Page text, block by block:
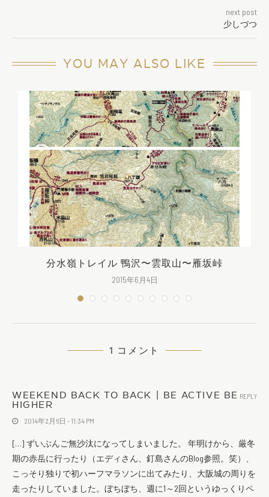
next post
少しづつ
YOU MAY ALSO LIKE
分水嶺トレイル 鴨沢〜雲取山〜雁坂峠
2015年6月4日
1 コメント
WEEKEND BACK TO BACK | BE ACTIVE BE
HIGHER
2014年2月6日 - 11:34 PM
[…] ずいぶんご無沙汰になってしまいました。 年明けから、厳冬
期の赤岳に行ったり（エディさん、釘島さんのBlog参照。笑）、
こっそり独りで初ハーフマラソンに出てみたり、大阪城の周りを
走ったりしていました。ぼちぼち、週に1～2回というゆっくりペ
REPLY